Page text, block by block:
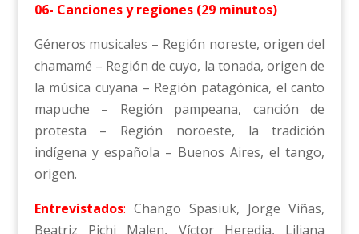
06- Canciones y regiones (29 minutos)
Géneros musicales – Región noreste, origen del
chamamé – Región de cuyo, la tonada, origen de
la música cuyana – Región patagónica, el canto
mapuche – Región pampeana, canción de
protesta – Región noroeste, la tradición
indígena y española – Buenos Aires, el tango,
origen.
Entrevistados: Chango Spasiuk, Jorge Viñas,
Beatriz Pichi Malen, Víctor Heredia, Liliana